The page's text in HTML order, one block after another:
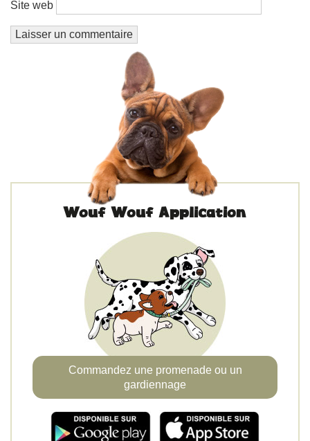
Site web
Wouf Wouf Application
Commandez une promenade ou un
gardiennage